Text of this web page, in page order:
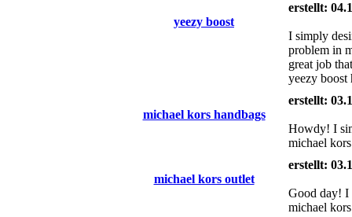
yeezy boost
erstellt:
I simply
problem in
great job
yeezy boost
michael kors handbags
erstellt:
Howdy! I
michael
michael kors outlet
erstellt:
Good day! I
michael